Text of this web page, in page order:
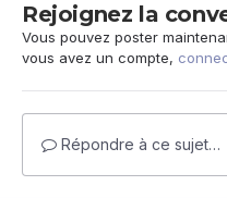
Rejoignez la
Vous pouvez poster
vous avez un compte,
Répondre à ce sujet…